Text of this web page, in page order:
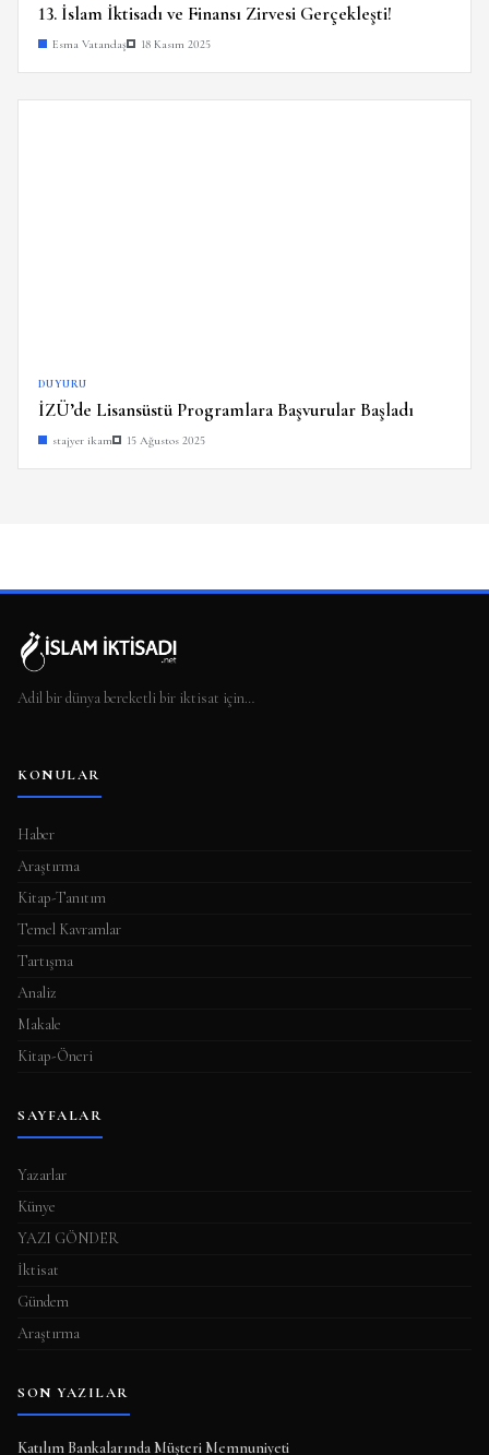
13. İslam İktisadı ve Finansı Zirvesi Gerçekleşti!
Esma Vatandaş 18 Kasım 2025
DUYURU
İZÜ’de Lisansüstü Programlara Başvurular Başladı
stajyer ikam 15 Ağustos 2025
Adil bir dünya bereketli bir iktisat için…
KONULAR
Haber
Araştırma
Kitap-Tanıtım
Temel Kavramlar
Tartışma
Analiz
Makale
Kitap-Öneri
SAYFALAR
Yazarlar
Künye
YAZI GÖNDER
İktisat
Gündem
Araştırma
SON YAZILAR
Katılım Bankalarında Müşteri Memnuniyeti